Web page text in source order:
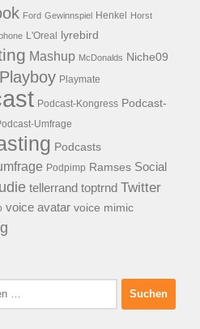
Ford Gewinnspiel Henkel Horst
L'Oreal lyrebird
Mashup McDonalds Niche09
Playboy Playmate
Podcast-Kongress Podcast-
Umfrage
Podcasts
Podpimp Ramses Social
tellerrand toptrnd Twitter
voice avatar voice mimic